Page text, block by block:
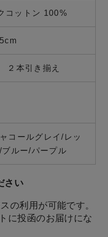
コットン 100%
本引き揃え
コールグレイ/レッ
ブルー/パープル
さい
の利用が可能です。
に投函のお届けにな